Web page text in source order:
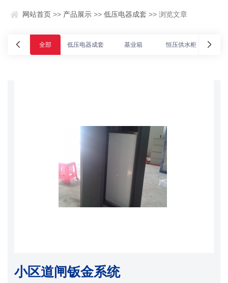
网站首页 >> 产品展示 >>低压电器成套 >> 浏览文章
全部 低压电器成套 基业箱 恒压供水柜
小区道闸钣金系统